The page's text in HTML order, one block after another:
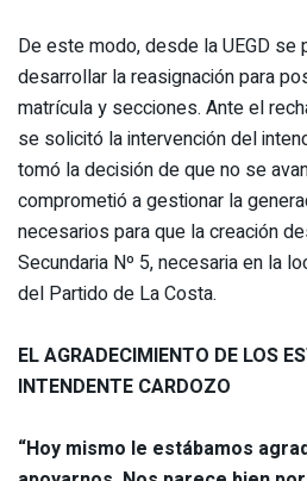
De este modo, desde la UEGD
desarrollar la reasignación para
matrícula y secciones. Ante el
se solicitó la intervención del
tomó la decisión de que no se
comprometió a gestionar la
necesarios para que la creación
Secundaria Nº 5, necesaria en la
del Partido de La Costa.
EL AGRADECIMIENTO DE LOS
INTENDENTE CARDOZO
“Hoy mismo le estábamos